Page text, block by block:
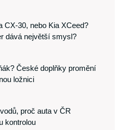
CX-30, nebo Kia XCeed?
dává největší smysl?
České doplňky promění
ložnici
proč auta v ČR
kontrolou